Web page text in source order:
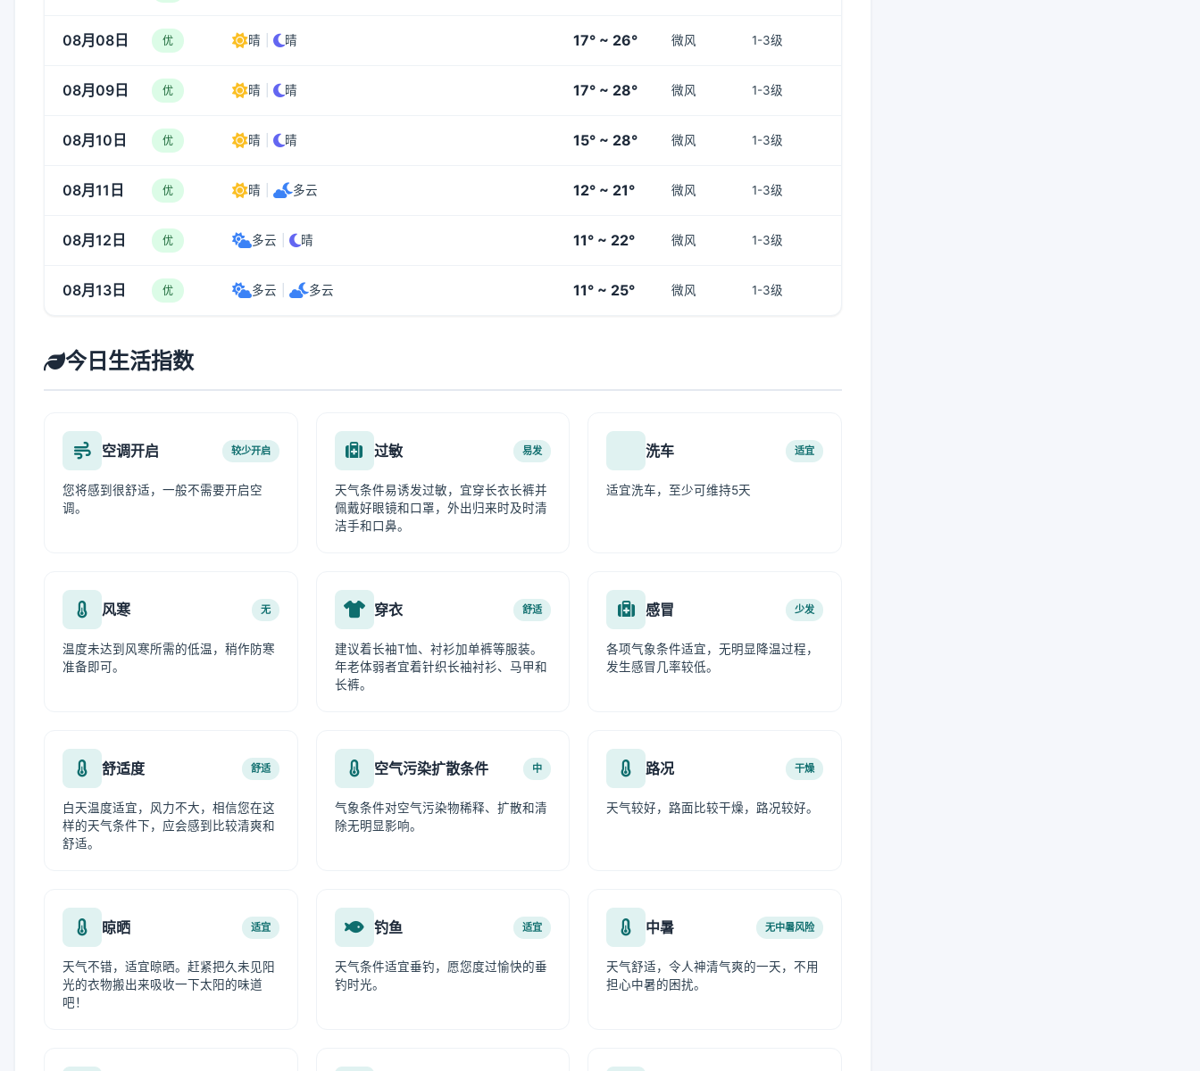
08月08日 优 晴 晴 17° ~ 26° 微风 1-3级
08月09日 优 晴 晴 17° ~ 28° 微风 1-3级
08月10日 优 晴 晴 15° ~ 28° 微风 1-3级
08月11日 优 晴 多云 12° ~ 21° 微风 1-3级
08月12日 优 多云 晴 11° ~ 22° 微风 1-3级
08月13日 优 多云 多云 11° ~ 25° 微风 1-3级
今日生活指数
空调开启 较少开启
您将感到很舒适，一般不需要开启空
调。
过敏 易发
天气条件易诱发过敏，宜穿长衣长裤并
佩戴好眼镜和口罩，外出归来时及时清
洁手和口鼻。
洗车 适宜
适宜洗车，至少可维持5天
风寒 无
温度未达到风寒所需的低温，稍作防寒
准备即可。
穿衣 舒适
建议着长袖T恤、衬衫加单裤等服装。
年老体弱者宜着针织长袖衬衫、马甲和
长裤。
感冒 少发
各项气象条件适宜，无明显降温过程，
发生感冒几率较低。
舒适度 舒适
白天温度适宜，风力不大，相信您在这
样的天气条件下，应会感到比较清爽和
舒适。
空气污染扩散条件 中
气象条件对空气污染物稀释、扩散和清
除无明显影响。
路况 干燥
天气较好，路面比较干燥，路况较好。
晾晒 适宜
天气不错，适宜晾晒。赶紧把久未见阳
光的衣物搬出来吸收一下太阳的味道
吧！
钓鱼 适宜
天气条件适宜垂钓，愿您度过愉快的垂
钓时光。
中暑 无中暑风险
天气舒适，令人神清气爽的一天，不用
担心中暑的困扰。